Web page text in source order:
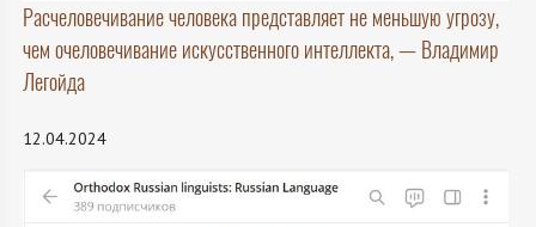
Расчеловечивание человека представляет не меньшую угрозу,
чем очеловечивание искусственного интеллекта, — Владимир
Легойда
12.04.2024